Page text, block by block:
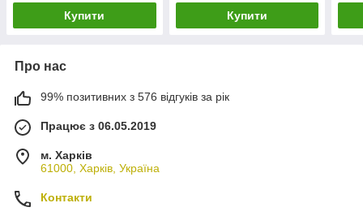
Купити Купити
Про нас
99% позитивних з 576 відгуків за рік
Працює з 06.05.2019
м. Харків
61000, Харків, Україна
Контакти